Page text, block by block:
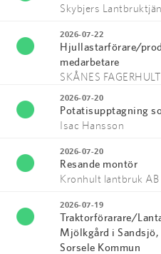
Skybjers
2026-07-22
Hjullastarförare/
medarbetare
SKÅNES
2026-07-20
Potatisupptagning
Isac Hansson
2026-07-20
Resande montör
Kronhult lantbruk AB
2026-07-19
Traktorförarare/
Mjölkgård i
Sorsele Kommun